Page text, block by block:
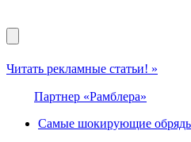
Читать рекламные статьи! »
Партнер «Рамблера»
Самые шокирующие